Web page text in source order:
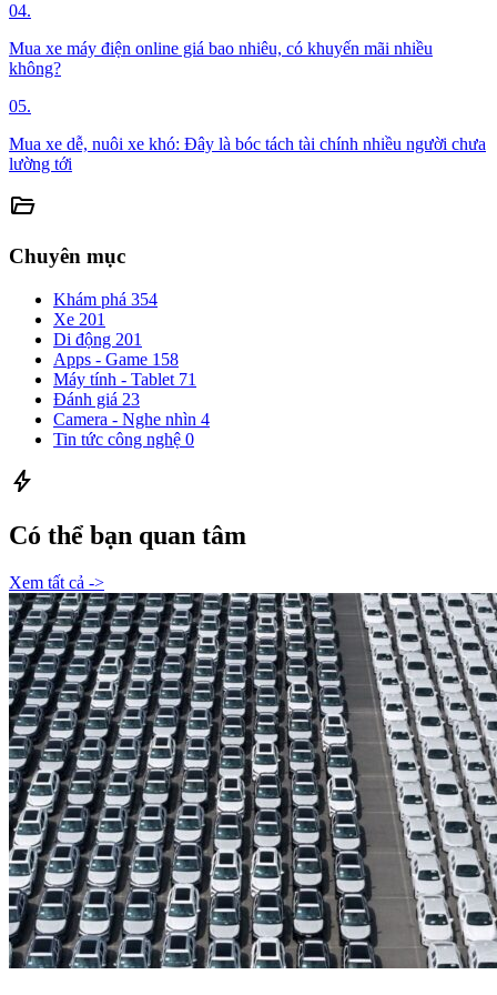
04.
Mua xe máy điện online giá bao nhiêu, có khuyến mãi nhiều
không?
05.
Mua xe dễ, nuôi xe khó: Đây là bóc tách tài chính nhiều người chưa
lường tới
folder_open
Chuyên mục
Khám phá 354
Xe 201
Di động 201
Apps - Game 158
Máy tính - Tablet 71
Đánh giá 23
Camera - Nghe nhìn 4
Tin tức công nghệ 0
bolt
Có thể bạn quan tâm
Xem tất cả ->